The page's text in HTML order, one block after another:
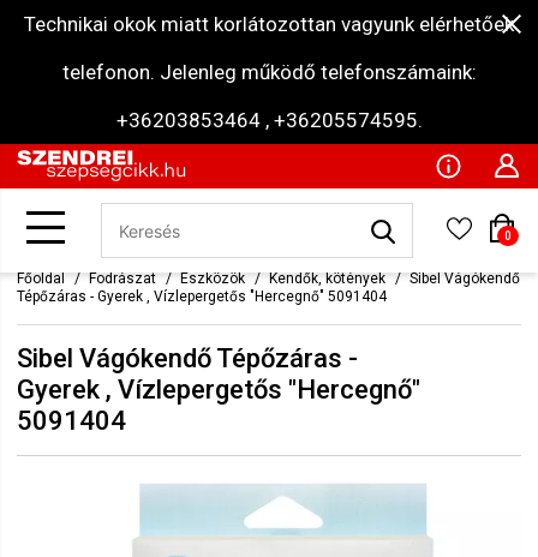
Technikai okok miatt korlátozottan vagyunk elérhetőek
telefonon. Jelenleg működő telefonszámaink:
+36203853464 , +36205574595.
0
Főoldal Fodrászat Eszközök Kendők, kötények
Sibel Vágókendő
Tépőzáras - Gyerek , Vízlepergetős "Hercegnő" 5091404
Sibel Vágókendő Tépőzáras -
Gyerek , Vízlepergetős "Hercegnő"
5091404